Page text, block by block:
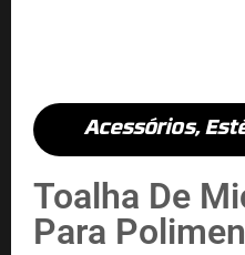
Acessórios,
Toalha De
Para